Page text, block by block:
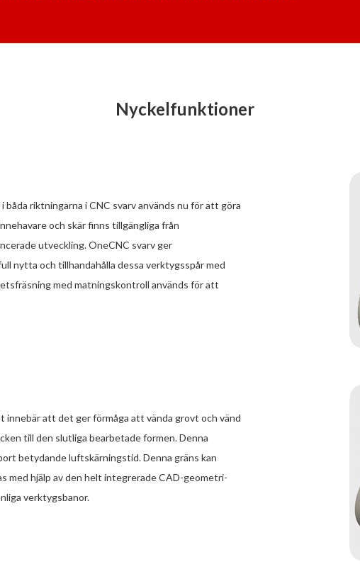
Nyckelfunktioner
riktningarna i CNC svarv används nu för att göra
och skär finns tillgängliga från
utveckling. OneCNC svarv ger
nytta och tillhandahålla dessa verktygsspår med
med matningskontroll används för att
innebär att det ger förmåga att vända grovt och vänd
till den slutliga bearbetade formen. Denna
betydande luftskärningstid. Denna gräns kan
med hjälp av den helt integrerade CAD-geometri-
verktygsbanor.